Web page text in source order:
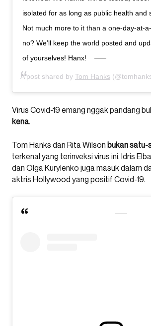
isolated for as long as public health and
Not much more to it than a one-day-at-
no? We’ll keep the world posted and
of yourselves! Hanx!
A post shared by Tom Hanks
Virus Covid-19 emang nggak pandang
kena.
Tom Hanks dan Rita Wilson bukan satu-
terkenal yang terinveksi virus ini. Idris
dan Olga Kurylenko juga masuk dalam
aktris Hollywood yang positif Covid-19.